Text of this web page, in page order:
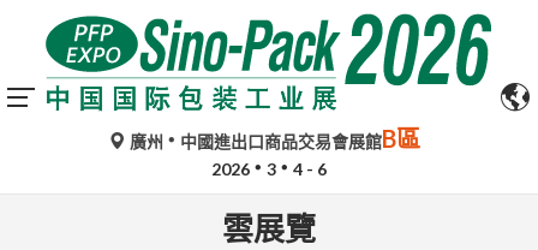
廣州 中國進出口商品交易會展館B區
2026 3 4 - 6
雲展覽